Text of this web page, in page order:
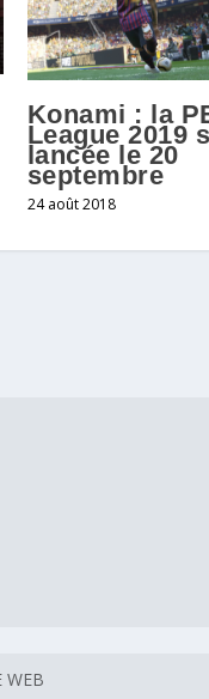
Konami : la
League 2019
lancée le 20
septembre
24 août 2018